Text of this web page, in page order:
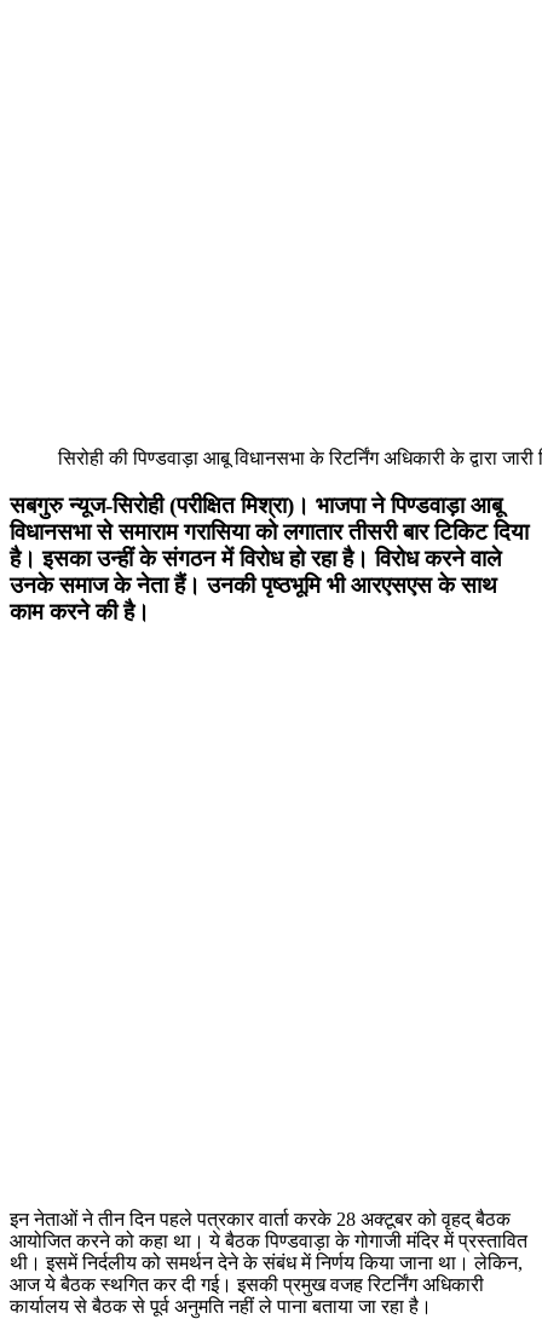
सिरोही की पिण्डवाड़ा आबू विधानसभा के रिटर्निंग अधिकारी के द्वारा
सबगुरु न्यूज-सिरोही (परीक्षित मिश्रा)। भाजपा ने पिण्डवाड़ा आबू
विधानसभा से समाराम गरासिया को लगातार तीसरी बार टिकिट दिया
है। इसका उन्हीं के संगठन में विरोध हो रहा है। विरोध करने वाले
उनके समाज के नेता हैं। उनकी पृष्ठभूमि भी आरएसएस के साथ
काम करने की है।
इन नेताओं ने तीन दिन पहले पत्रकार वार्ता करके 28 अक्टूबर को वृहद् बैठक
आयोजित करने को कहा था। ये बैठक पिण्डवाड़ा के गोगाजी मंदिर में प्रस्तावित
थी। इसमें निर्दलीय को समर्थन देने के संबंध में निर्णय किया जाना था। लेकिन,
आज ये बैठक स्थगित कर दी गई। इसकी प्रमुख वजह रिटर्निंग अधिकारी
कार्यालय से बैठक से पूर्व अनुमति नहीं ले पाना बताया जा रहा है।